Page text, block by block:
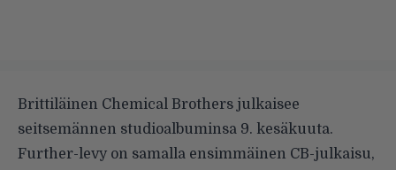
Brittiläinen Chemical Brothers julkaisee
seitsemännen studioalbuminsa 9. kesäkuuta.
Further-levy on samalla ensimmäinen CB-julkaisu,